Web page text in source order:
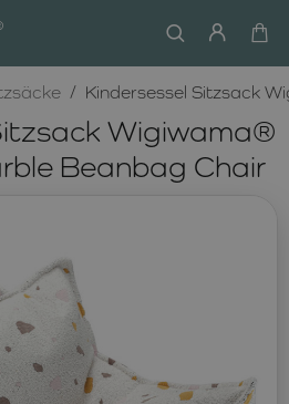
Wigiwama®
Beanbag Chair
Kindersessel Sitzsack